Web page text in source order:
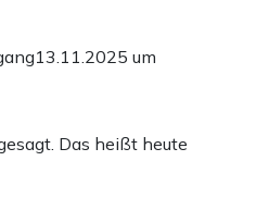
13.11.2025 um
Das heißt heute